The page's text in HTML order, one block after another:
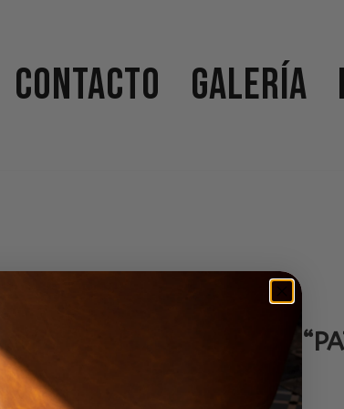
Contacto Galería
refrescantes Cocktail´S